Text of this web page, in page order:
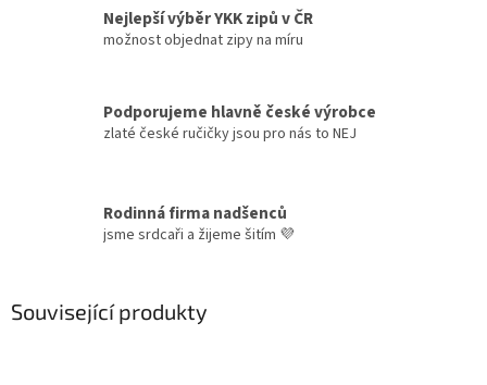
Nejlepší výběr YKK zipů v ČR
možnost objednat zipy na míru
Podporujeme hlavně české výrobce
zlaté české ručičky jsou pro nás to NEJ
Rodinná firma nadšenců
jsme srdcaři a žijeme šitím 💜
Související produkty